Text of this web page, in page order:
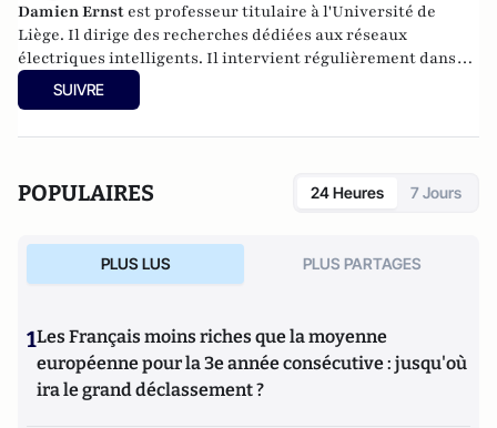
Damien Ernst est professeur titulaire à l'Université de
Liège. Il dirige des recherches dédiées aux réseaux
électriques intelligents. Il intervient régulièrement dans
les médias sur les sujets liés à l'énergie.
SUIVRE
POPULAIRES 24 Heures 7 Jours
PLUS LUS PLUS PARTAGES
1Les Français moins riches que la moyenne
européenne pour la 3e année consécutive : jusqu'où
ira le grand déclassement ?